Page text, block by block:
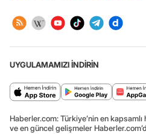
UYGULAMAMIZI İNDİRİN
Haberler.com: Türkiye’nin en
ve en güncel gelişmeler